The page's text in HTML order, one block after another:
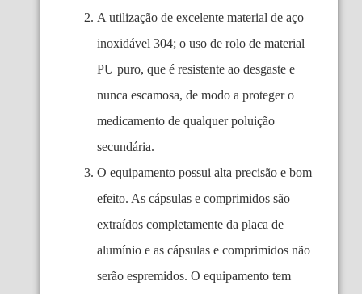
A utilização de excelente material de aço
inoxidável 304; o uso de rolo de material
PU puro, que é resistente ao desgaste e
nunca escamosa, de modo a proteger o
medicamento de qualquer poluição
secundária.
O equipamento possui alta precisão e bom
efeito. As cápsulas e comprimidos são
extraídos completamente da placa de
alumínio e as cápsulas e comprimidos não
serão espremidos. O equipamento tem